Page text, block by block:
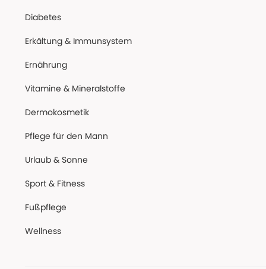
Diabetes
Erkältung & Immunsystem
Ernährung
Vitamine & Mineralstoffe
Dermokosmetik
Pflege für den Mann
Urlaub & Sonne
Sport & Fitness
Fußpflege
Wellness